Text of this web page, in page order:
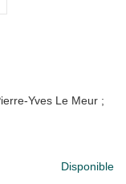
Yves Le Meur ;
Disponible